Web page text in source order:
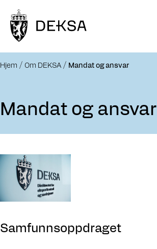
Hjem Om DEKSA Mandat og ansvar
Mandat og ansvar
Samfunnsoppdraget